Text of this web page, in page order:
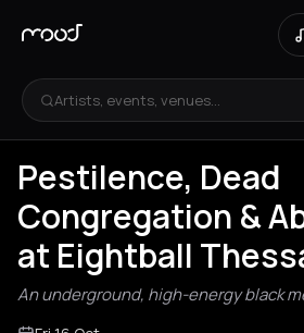
Artists, events, venues...
Pestilence, Dead
Congregation &
at Eightball
An underground, high-energy black